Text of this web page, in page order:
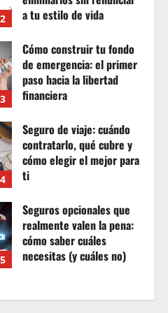
opcionales
construir tu
el
financiera
12, 2025
2
a tu estilo de vida
0
3
Cómo construir tu fondo
de emergencia: el primer
paso hacia la libertad
financiera
0
4
Seguro de viaje: cuándo
contratarlo, qué cubre y
cómo elegir el mejor para
ti
0
5
Seguros opcionales que
realmente valen la pena:
cómo saber cuáles
necesitas (y cuáles no)
financieros sólidos para